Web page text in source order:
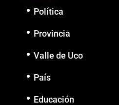
Política
Provincia
Valle de Uco
País
Educación